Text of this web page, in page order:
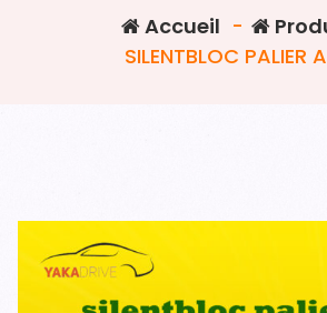
Accueil -
SILENTBLOC PALIER